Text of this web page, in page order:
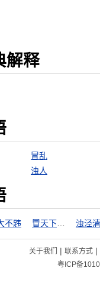
解释
冒乱
浊人
不韪 浊泾
关于我们 | 联系方式|
粤ICP备